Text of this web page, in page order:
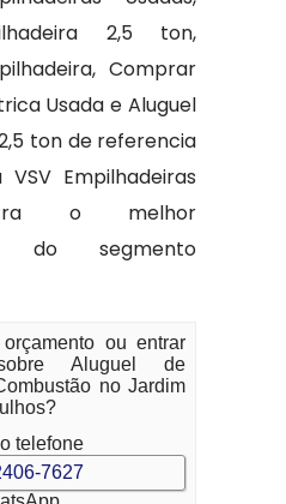
2,5 ton,
Comprar
Usada e Aluguel
ton de referencia
Empilhadeiras
o melhor
do segmento
ou entrar
Aluguel de
no Jardim
telefone
7627